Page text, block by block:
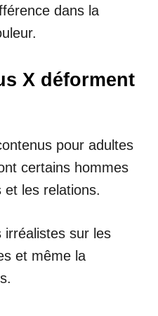
dans la
X déforment
pour adultes
certains hommes
et les relations.
irréalistes sur les
et même la